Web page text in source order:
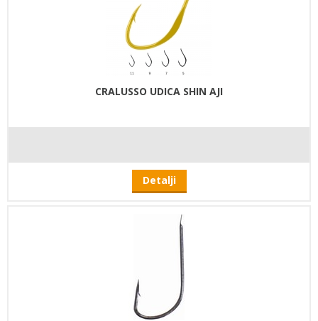
CRALUSSO UDICA SHIN AJI
Detalji